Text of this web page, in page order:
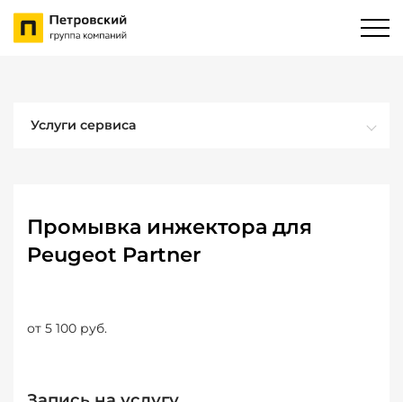
Услуги сервиса
Промывка инжектора для
Peugeot Partner
от 5 100 руб.